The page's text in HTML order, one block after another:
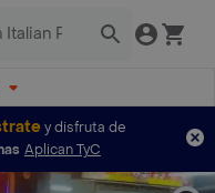
y disfruta de
Aplican TyC